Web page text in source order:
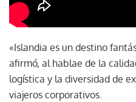
«Islandia es un destino
afirmó, al hablae de la
logística y la diversidad de
viajeros corporativos.